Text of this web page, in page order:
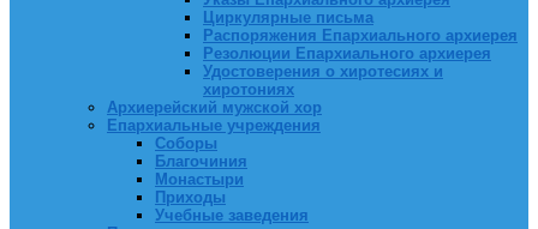
Циркулярные письма
Распоряжения Епархиального архиерея
Резолюции Епархиального архиерея
Удостоверения о хиротесиях и
хиротониях
Архиерейский мужской хор
Епархиальные учреждения
Соборы
Благочиния
Монастыри
Приходы
Учебные заведения